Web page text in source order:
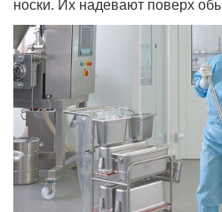
носки. Их надевают поверх